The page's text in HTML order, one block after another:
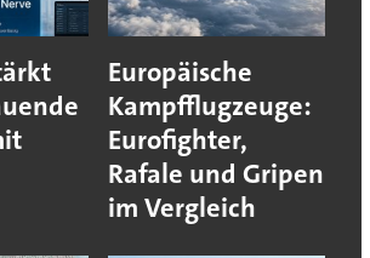
Europäische
Kampfflugzeuge:
Eurofighter,
Rafale und Gripen
im Vergleich